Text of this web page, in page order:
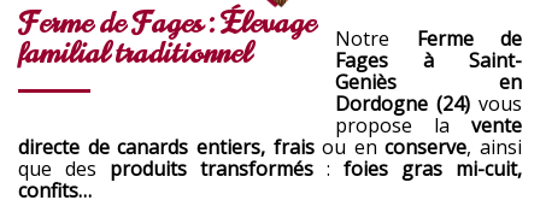
Ferme de Fages : Élevage
familial traditionnel Notre Ferme de
Fages à Saint-
Geniès en
Dordogne (24) vous
propose la vente
directe de canards entiers, fraisou enconserve, ainsi
que des produits transformés : foies gras mi-cuit,
confits…